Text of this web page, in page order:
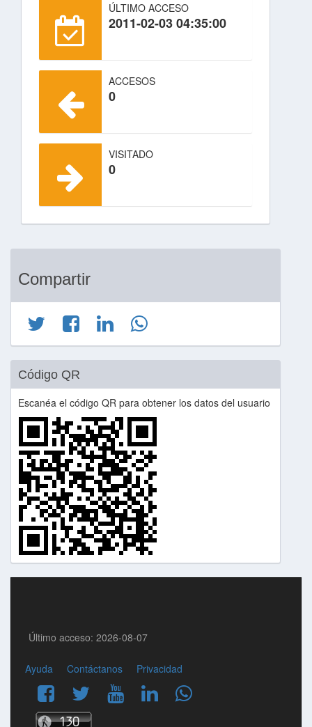
ÚLTIMO ACCESO
2011-02-03 04:35:00
ACCESOS
0
VISITADO
0
Compartir
Código QR
Escanéa el código QR para obtener los datos del usuario
Último acceso: 2026-08-07
Ayuda Contáctanos Privacidad